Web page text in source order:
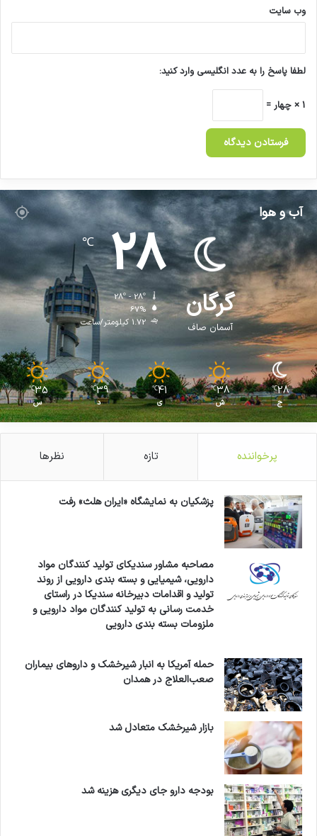
وب‌ سایت
لطفا پاسخ را به عدد انگلیسی وارد کنید:
1 × چهار =
آب و هوا
گرگان
آسمان صاف
28
℃
28º - 28º
67%
1.72 کیلومتر/ساعت
28
℃
ج
38
℃
ش
41
℃
ی
39
℃
د
35
℃
س
پرخواننده تازه نظرها
پزشکیان به نمایشگاه «ایران هلث» رفت
مصاحبه مشاور سندیکای تولید کنندگان مواد
دارویی، شیمیایی و بسته بندی دارویی از روند
تولید و اقدامات دبیرخانه سندیکا در راستای
خدمت رسانی به تولید کنندگان مواد دارویی و
ملزومات بسته بندی دارویی
حمله آمریکا به انبار شیرخشک و داروهای بیماران
صعب‌العلاج در همدان
بازار شیرخشک متعادل شد
بودجه دارو جای دیگری هزینه شد